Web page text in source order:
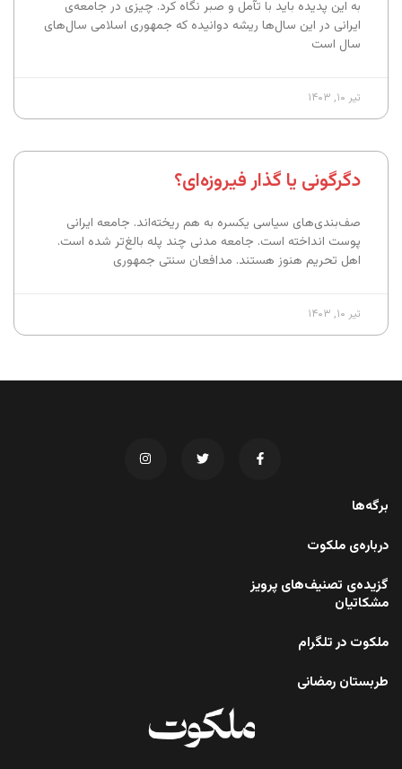
به این پدیده باید با تآمل و صبر نگاه کرد. چیزی در جامعه‌ی
ایرانی در این سال‌ها ریشه دوانیده که جمهوری اسلامی سال‌های
سال است
تیر ۱۰, ۱۴۰۳
دگرگونی یا گذار فیروزه‌ای؟
صف‌بندی‌های سیاسی یکسره به هم ریخته‌اند. جامعه‌ ایرانی
پوست انداخته است. جامعه‌ مدنی چند پله بالغ‌تر شده است.
اهل تحریم هنوز هستند. مدافعان سنتی جمهوری
تیر ۱۰, ۱۴۰۳
برگه‌ها
درباره‌ی ملکوت
گزیده‌ی تصنیف‌های پرویز
مشکاتیان
ملکوت در تلگرام
طربستان رمضانی